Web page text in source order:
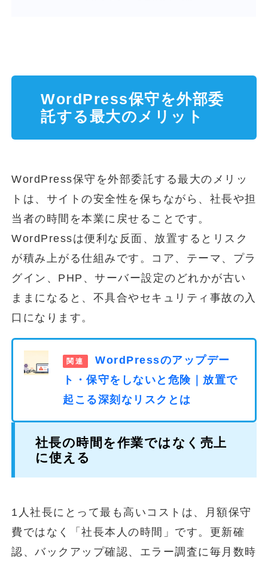
WordPress保守を外部委
託する最大のメリット
WordPress保守を外部委託する最大のメリッ
トは、サイトの安全性を保ちながら、社長や担
当者の時間を本業に戻せることです。
WordPressは便利な反面、放置するとリスク
が積み上がる仕組みです。コア、テーマ、プラ
グイン、PHP、サーバー設定のどれかが古い
ままになると、不具合やセキュリティ事故の入
口になります。
WordPressのアップデー
ト・保守をしないと危険｜放置で
起こる深刻なリスクとは
社長の時間を作業ではなく売上
に使える
1人社長にとって最も高いコストは、月額保守
費ではなく「社長本人の時間」です。更新確
認、バックアップ確認、エラー調査に毎月数時